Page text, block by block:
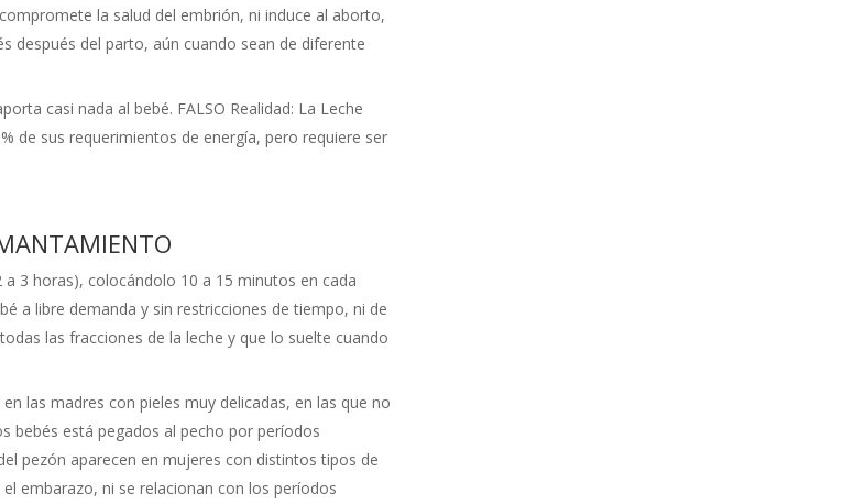
la salud del embrión, ni induce al aborto,
después del parto, aún cuando sean de diferente
casi nada al bebé. FALSO Realidad: La Leche
de sus requerimientos de energía, pero requiere ser
3 horas), colocándolo 10 a 15 minutos en cada
a libre demanda y sin restricciones de tiempo, ni de
las fracciones de la leche y que lo suelte cuando
las madres con pieles muy delicadas, en las que no
bebés está pegados al pecho por períodos
pezón aparecen en mujeres con distintos tipos de
embarazo, ni se relacionan con los períodos